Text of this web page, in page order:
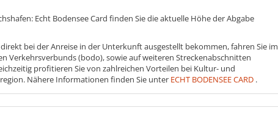
Echt Bodensee Card finden Sie die aktuelle Höhe der Abgabe
direkt bei der Anreise in der Unterkunft ausgestellt bekommen, fahren Sie im
Verkehrsverbunds (bodo), sowie auf weiteren Streckenabschnitten
profitieren Sie von zahlreichen Vorteilen bei Kultur- und
Nähere Informationen finden Sie unter ECHT BODENSEE CARD .